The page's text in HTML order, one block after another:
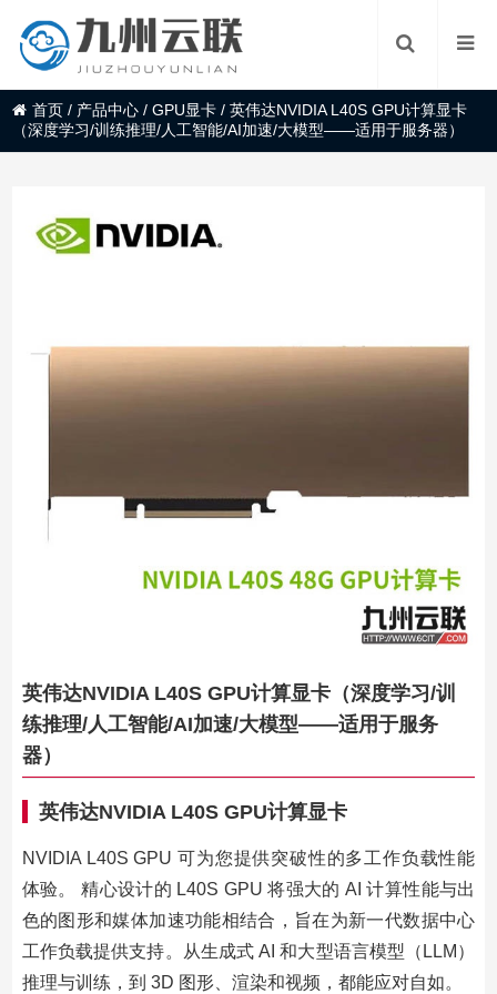
首页 / 产品中心 /GPU显卡 /英伟达NVIDIA L40S GPU计算显卡
（深度学习/训练推理/人工智能/AI加速/大模型——适用于服务器）
英伟达NVIDIA L40S GPU计算显卡（深度学习/训
练推理/人工智能/AI加速/大模型——适用于服务
器）
英伟达NVIDIA L40S GPU计算显卡
NVIDIA L40S GPU 可为您提供突破性的多工作负载性能
体验。 精心设计的 L40S GPU 将强大的 AI 计算性能与出
色的图形和媒体加速功能相结合，旨在为新一代数据中心
工作负载提供支持。从生成式 AI 和大型语言模型（LLM）
推理与训练，到 3D 图形、渲染和视频，都能应对自如。